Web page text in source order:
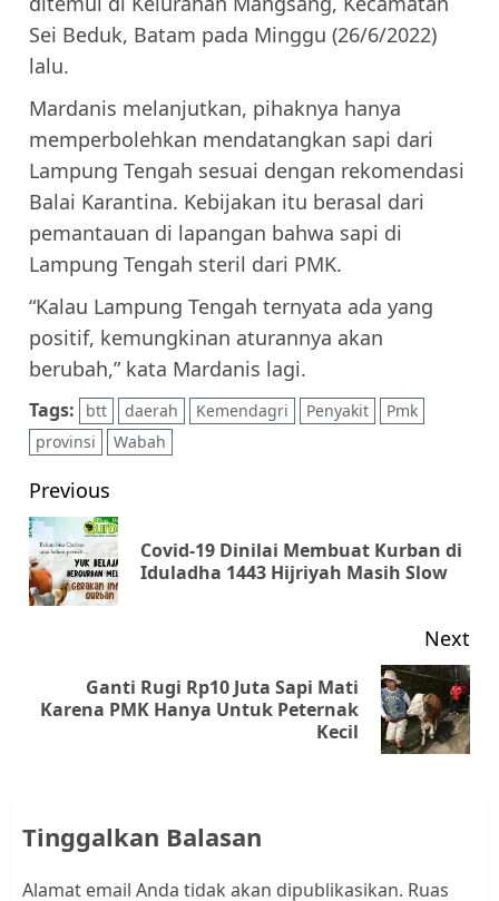
Sei Beduk, Batam pada Minggu (26/6/2022)
lalu.
Mardanis melanjutkan, pihaknya hanya
memperbolehkan mendatangkan sapi dari
Lampung Tengah sesuai dengan rekomendasi
Balai Karantina. Kebijakan itu berasal dari
pemantauan di lapangan bahwa sapi di
Lampung Tengah steril dari PMK.
“Kalau Lampung Tengah ternyata ada yang
positif, kemungkinan aturannya akan
berubah,” kata Mardanis lagi.
Tags: btt daerah Kemendagri Penyakit
Pmk
provinsi
Wabah
Post
navigation
Previous
Covid-19 Dinilai Membuat Kurban di
Iduladha 1443 Hijriyah Masih Slow
Next
Next
Ganti Rugi Rp10 Juta Sapi Mati
Karena PMK Hanya Untuk Peternak
Kecil
Tinggalkan Balasan
Alamat email Anda tidak akan dipublikasikan. Ruas